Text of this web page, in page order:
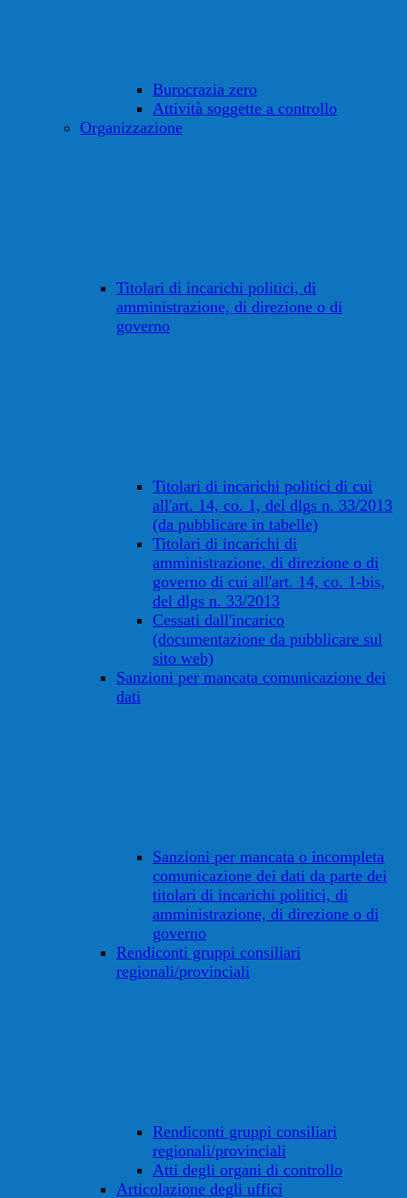
Burocrazia zero
Attività soggette a controllo
Organizzazione
Titolari di incarichi politici, di
amministrazione, di direzione o di
governo
Titolari di incarichi politici di cui
all'art. 14, co. 1, del dlgs n. 33/2013
(da pubblicare in tabelle)
Titolari di incarichi di
amministrazione, di direzione o di
governo di cui all'art. 14, co. 1-bis,
del dlgs n. 33/2013
Cessati dall'incarico
(documentazione da pubblicare sul
sito web)
Sanzioni per mancata comunicazione dei
dati
Sanzioni per mancata o incompleta
comunicazione dei dati da parte dei
titolari di incarichi politici, di
amministrazione, di direzione o di
governo
Rendiconti gruppi consiliari
regionali/provinciali
Rendiconti gruppi consiliari
regionali/provinciali
Atti degli organi di controllo
Articolazione degli uffici